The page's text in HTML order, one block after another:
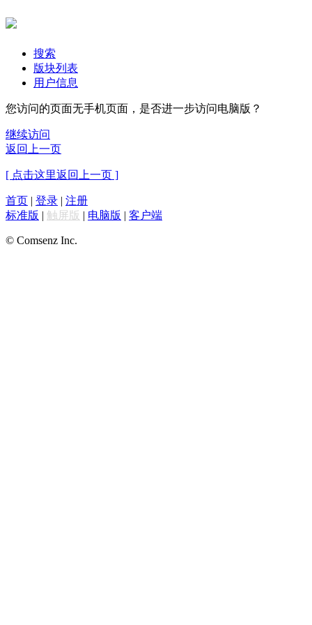
搜索
版块列表
用户信息
您访问的页面无手机页面，是否进一步访问电脑版？
继续访问
返回上一页
[ 点击这里返回上一页 ]
首页 | 登录 | 注册
标准版 | 触屏版 | 电脑版 | 客户端
© Comsenz Inc.